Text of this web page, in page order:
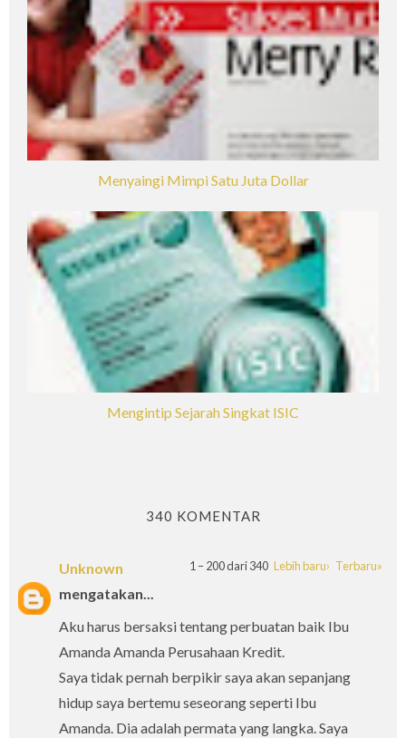
Menyaingi Mimpi Satu Juta Dollar
Mengintip Sejarah Singkat ISIC
340 KOMENTAR
1 – 200 dari 340 Lebih baru› Terbaru»
Unknown
mengatakan...
Aku harus bersaksi tentang perbuatan baik Ibu
Amanda Amanda Perusahaan Kredit.
Saya tidak pernah berpikir saya akan sepanjang
hidup saya bertemu seseorang seperti Ibu
Amanda. Dia adalah permata yang langka. Saya